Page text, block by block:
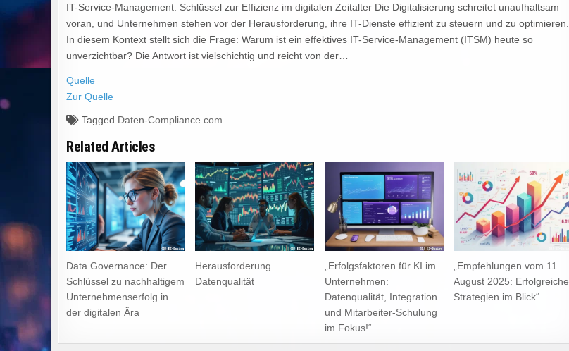
IT-Service-Management: Schlüssel zur Effizienz im digitalen Zeitalter Die Digitalisierung schreitet unaufhaltsam
voran, und Unternehmen stehen vor der Herausforderung, ihre IT-Dienste effizient zu steuern und zu optimieren.
In diesem Kontext stellt sich die Frage: Warum ist ein effektives IT-Service-Management (ITSM) heute so
unverzichtbar? Die Antwort ist vielschichtig und reicht von der…
Quelle
Zur Quelle
Tagged Daten-Compliance.com
Related Articles
Data Governance: Der
Schlüssel zu nachhaltigem
Unternehmenserfolg in
der digitalen Ära
Herausforderung
Datenqualität
„Erfolgsfaktoren für KI im
Unternehmen:
Datenqualität, Integration
und Mitarbeiter-Schulung
im Fokus!“
„Empfehlungen vom 11.
August 2025: Erfolgreiche
Strategien im Blick“